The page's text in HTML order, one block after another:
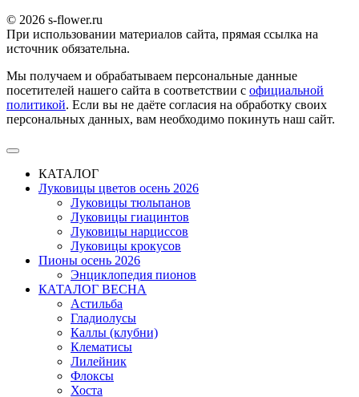
© 2026 s-flower.ru
При использовании материалов сайта, прямая ссылка на
источник обязательна.
Мы получаем и обрабатываем персональные данные
посетителей нашего сайта в соответствии с официальной
политикой. Если вы не даёте согласия на обработку своих
персональных данных, вам необходимо покинуть наш сайт.
КАТАЛОГ
Луковицы цветов осень 2026
Луковицы тюльпанов
Луковицы гиацинтов
Луковицы нарциссов
Луковицы крокусов
Пионы осень 2026
Энциклопедия пионов
КАТАЛОГ ВЕСНА
Астильба
Гладиолусы
Каллы (клубни)
Клематисы
Лилейник
Флоксы
Хоста